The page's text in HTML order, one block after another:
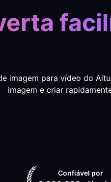
imagem para vídeo do
imagem e criar
Confiável por